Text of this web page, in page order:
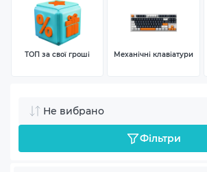
ТОП за свої гроші Механічні клавіатури
Не вибрано
Фільтри